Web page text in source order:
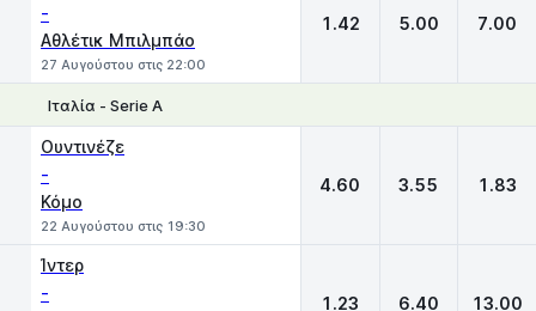
-
Αθλέτικ Μπιλμπάο
27 Αυγούστου στις 22:00
1.42 5.00 7.00
Ιταλία - Serie A
Ουντινέζε
-
Κόμο
22 Αυγούστου στις 19:30
4.60 3.55 1.83
Ίντερ
- 1.23 6.40 13.00